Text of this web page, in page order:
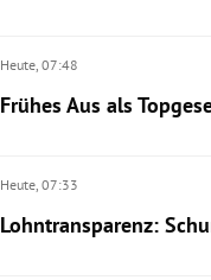
Heute, 07:48
Frühes Aus als
Heute, 07:33
Lohntransparenz: